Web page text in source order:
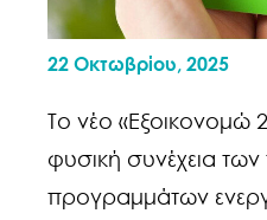
22 Οκτωβρίου, 2025
Το νέο «Εξοικονομώ
φυσική συνέχεια
προγραμμάτων